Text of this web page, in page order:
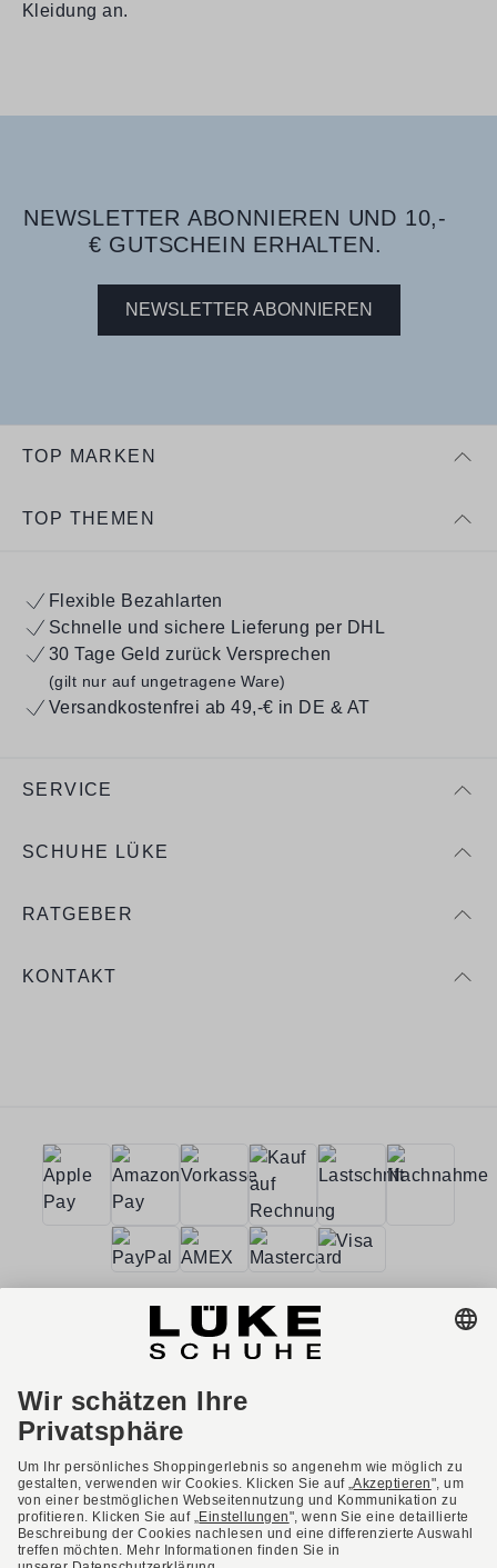
Kleidung an.
NEWSLETTER ABONNIEREN UND 10,-
€ GUTSCHEIN ERHALTEN.
NEWSLETTER ABONNIEREN
TOP MARKEN
TOP THEMEN
Flexible Bezahlarten
Schnelle und sichere Lieferung per DHL
30 Tage Geld zurück Versprechen
(gilt nur auf ungetragene Ware)
Versandkostenfrei ab 49,-€ in DE & AT
SERVICE
SCHUHE LÜKE
RATGEBER
KONTAKT
AGB Barrierefreiheit
Impressum
Datenschutzerklärung
Datenschutzeinstellungen